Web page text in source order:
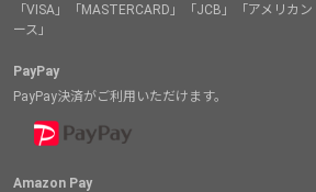
「VISA」「MASTERCARD」「JCB」「アメリカ
ース」
PayPay
PayPay決済がご利用いただけます。
Amazon Pay